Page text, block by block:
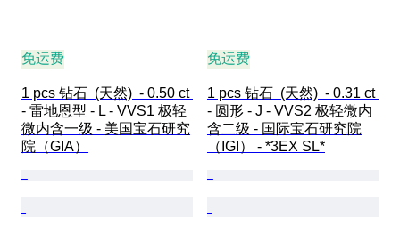
免运费
1 pcs 钻石  (天然)  - 0.50 ct
- 雷地恩型 - L - VVS1 极轻
微内含一级 - 美国宝石研究
院（GIA）
免运费
1 pcs 钻石  (天然)  - 0.31 ct
- 圆形 - J - VVS2 极轻微内
含二级 - 国际宝石研究院
（IGI） - *3EX SL*